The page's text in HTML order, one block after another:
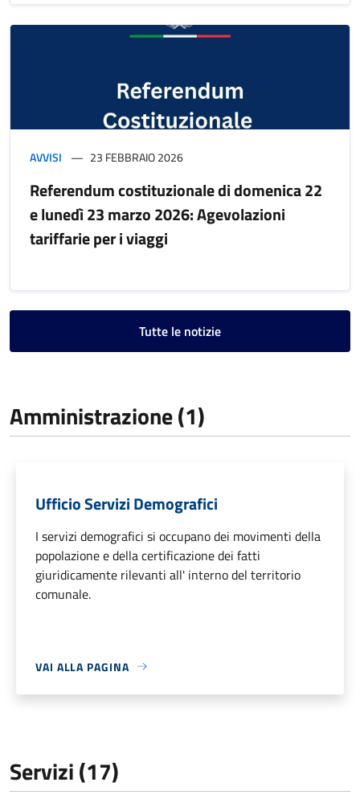
AVVISI 23 FEBBRAIO 2026
Referendum costituzionale di domenica 22
e lunedì 23 marzo 2026: Agevolazioni
tariffarie per i viaggi
Tutte le notizie
Amministrazione (1)
Ufficio Servizi Demografici
I servizi demografici si occupano dei movimenti della
popolazione e della certificazione dei fatti
giuridicamente rilevanti all' interno del territorio
comunale.
VAI ALLA PAGINA
Servizi (17)